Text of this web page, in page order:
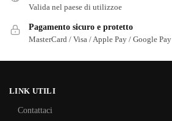
Valida nel paese di utilizzoe
Pagamento sicuro e protetto
MasterCard / Visa / Apple Pay / Google Pay
LINK UTILI
Contattaci